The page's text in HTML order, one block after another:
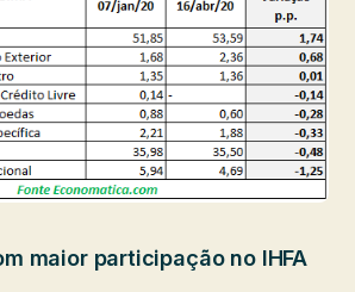
maior participação no IHFA